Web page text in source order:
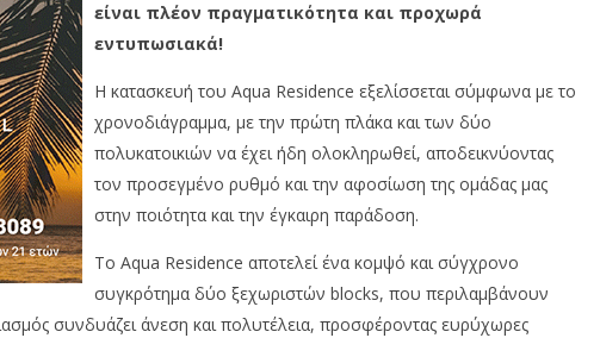
είναι πλέον πραγματικότητα και προχωρά
εντυπωσιακά!
Η κατασκευή του Aqua Residence εξελίσσεται σύμφωνα με το
χρονοδιάγραμμα, με την πρώτη πλάκα και των δύο
πολυκατοικιών να έχει ήδη ολοκληρωθεί, αποδεικνύοντας
τον προσεγμένο ρυθμό και την αφοσίωση της ομάδας μας
στην ποιότητα και την έγκαιρη παράδοση.
Το Aqua Residence αποτελεί ένα κομψό και σύγχρονο
συγκρότημα δύο ξεχωριστών blocks, που περιλαμβάνουν
συνδυάζει άνεση και πολυτέλεια, προσφέροντας ευρύχωρες